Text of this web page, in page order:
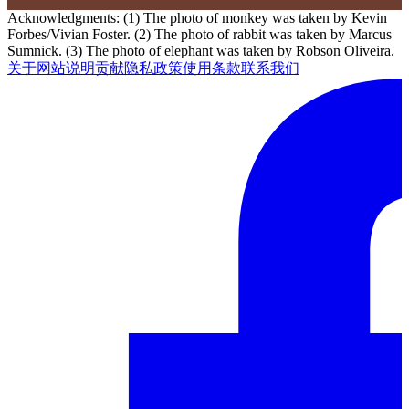
Acknowledgments: (1) The photo of monkey was taken by Kevin
Forbes/Vivian Foster. (2) The photo of rabbit was taken by Marcus
Sumnick. (3) The photo of elephant was taken by Robson Oliveira.
关于网站说明贡献隐私政策使用条款联系我们